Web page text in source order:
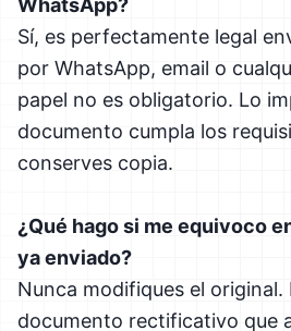
WhatsApp?
Sí, es perfectamente legal
por WhatsApp, email o
papel no es obligatorio. Lo
documento cumpla los
conserves copia.
¿Qué hago si me equivoco
ya enviado?
Nunca modifiques el original.
documento rectificativo que